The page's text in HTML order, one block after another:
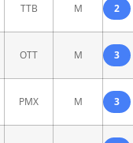
TTB M 2
OTT M 3
PMX M 3